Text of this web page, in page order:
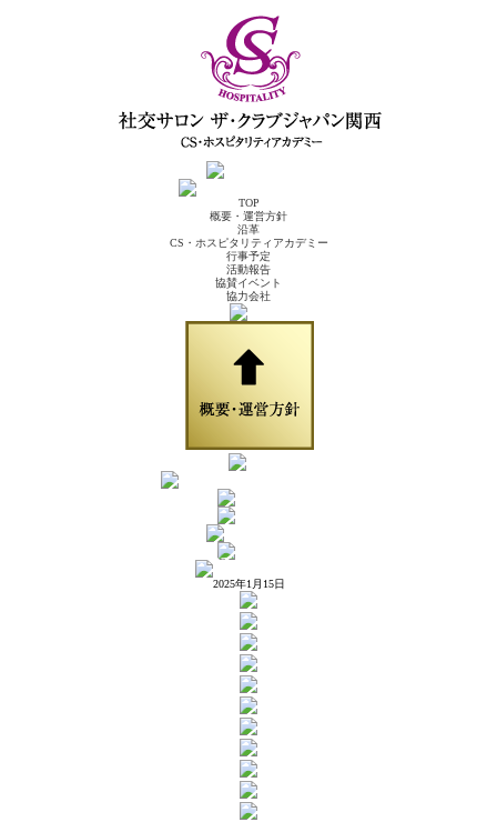
TOP
概要・運営方針
沿革
CS・ホスピタリティアカデミー
行事予定
活動報告
協賛イベント
協力会社
2025年1月15日